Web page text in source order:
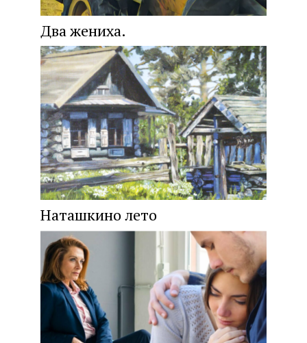
Два жениха.
Наташкино лето